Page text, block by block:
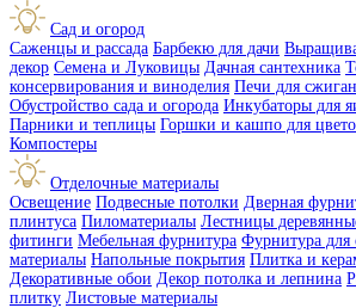
Сад и огород
Саженцы и рассада Барбекю для дачи
декор Семена и Луковицы Дачная сантехника
консервирования и виноделия Печи для
Обустройство сада и огорода Инкубаторы для
Парники и теплицы Горшки и кашпо для
Компостеры
Отделочные материалы
Освещение Подвесные потолки Дверная
плинтуса Пиломатериалы Лестницы
фитинги Мебельная фурнитура Фурнитура для
материалы Напольные покрытия Плитка и
Декоративные обои Декор потолка и лепнина
плитку Листовые материалы